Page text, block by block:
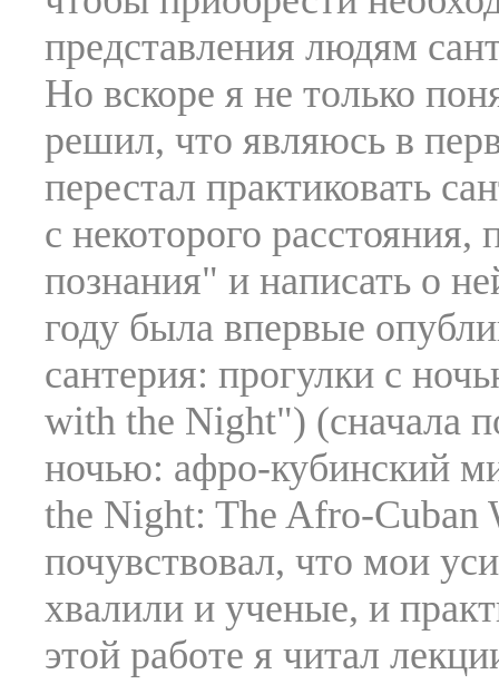
представления людям
Но вскоре я не только
решил, что являюсь в
перестал практиковать
с некоторого
познания" и написать о
году была впервые
сантерия: прогулки с
with the Night") (сначала
ночью: афро-кубинский
the Night: The Afro-Cuban
почувствовал, что мои
хвалили и ученые, и
этой работе я читал